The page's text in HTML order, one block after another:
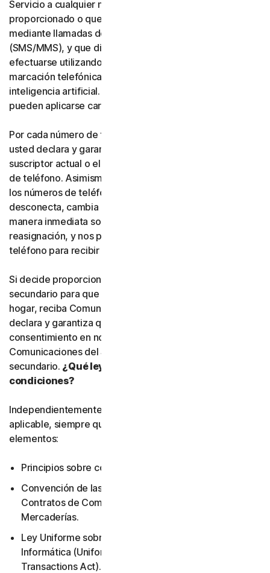
Servicio a cualquier número de teléfono que nos haya
proporcionado o que nos proporcione en el futuro
mediante llamadas de voz o mensajes de texto
(SMS/MMS), y que dichas llamadas o mensajes puedan
efectuarse utilizando un sistema automático de
marcación telefónica, una voz artificial o pregrabada, o
inteligencia artificial. Usted reconoce y acepta que
pueden aplicarse cargos por mensajería y datos.
Por cada número de teléfono que nos proporcione,
usted declara y garantiza expresamente que es el
suscriptor actual o el usuario habitual de dicho número
de teléfono. Asimismo, usted acepta que, si alguno de
los números de teléfono que nos haya proporcionado se
desconecta, cambia o se reasigna, nos informará de
manera inmediata sobre dicha desconexión, cambio o
reasignación, y nos proporcionará un nuevo número de
teléfono para recibir Comunicaciones del Servicio.
Si decide proporcionar un número de teléfono
secundario para que otra persona, o un miembro de su
hogar, reciba Comunicaciones del Servicio, usted
declara y garantiza que está autorizado a otorgar el
consentimiento en nombre de dicha persona para recibir
Comunicaciones del Servicio en el número de teléfono
secundario. ¿Qué leyes de qué país se aplican a estas
condiciones?
Independientemente de la legislación local que resulte
aplicable, siempre quedarán excluidos los siguientes
elementos:
Principios sobre conflicto de leyes.
Convención de las Naciones Unidas sobre los
Contratos de Compraventa Internacional de
Mercaderías.
Ley Uniforme sobre Transacciones de Información
Informática (Uniform Computer Information
Transactions Act).